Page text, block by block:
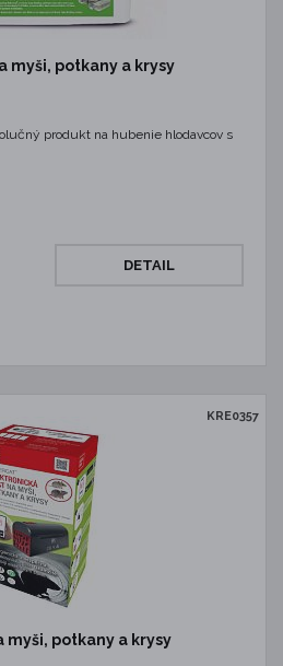
myši, potkany a krysy
produkt na hubenie hlodavcov s
DETAIL
KRE0357
myši, potkany a krysy